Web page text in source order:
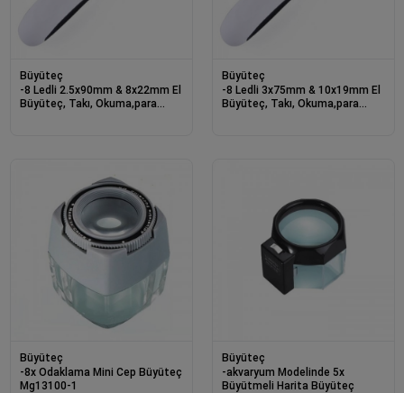
Büyüteç
-8 Ledli 2.5x90mm & 8x22mm El
Büyüteç, Takı, Okuma,para
Büyüteç
-8 Ledli 3x75mm & 10x19mm El
Büyüteç, Takı, Okuma,para
Büyüteç
-8x Odaklama Mini Cep Büyüteç
Mg13100-1
Büyüteç
-akvaryum Modelinde 5x
Büyütmeli Harita Büyüteç